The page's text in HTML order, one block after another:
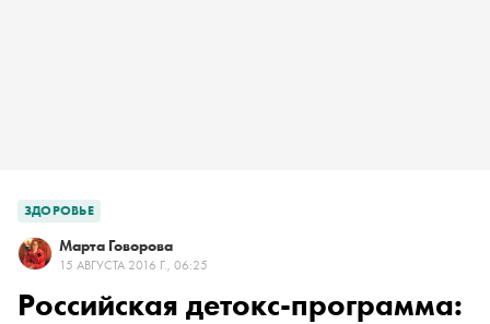
ЗДОРОВЬЕ
Марта Говорова
15 АВГУСТА 2016 Г., 06:25
Российская детокс-программа: